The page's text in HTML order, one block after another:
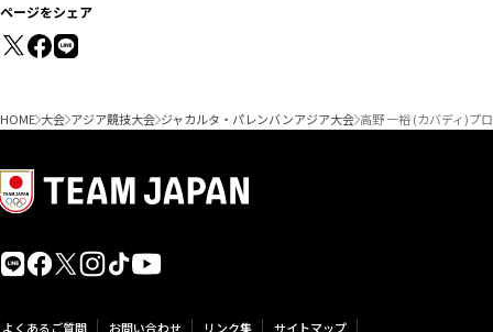
ページをシェア
HOME 大会 アジア競技大会 ジャカルタ・パレンバンアジア大会 高野 一裕 (カバディ)プ
よくあるご質問 お問い合わせ リンク集 サイトマップ